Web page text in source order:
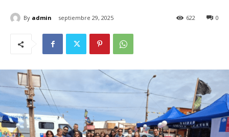
By admin septiembre 29, 2025 0
622